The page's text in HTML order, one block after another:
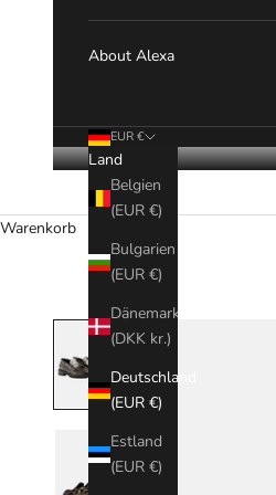
About Alexa
EUR €
Land
Belgien
(EUR €)
Bulgarien
(EUR €)
Dänemark
(DKK kr.)
Deutschland
(EUR €)
Estland
(EUR €)
Warenkorb